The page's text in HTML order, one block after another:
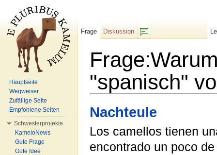
"spanisch"
Nachteule
Los camellos tienen
encontrado un poco
Frage
Diskussion
Hauptseite
Wegweiser
Zufällige Seite
Empfohlene Seiten
Schwesterprojekte
KameloNews
Gute Frage
Gute Idee